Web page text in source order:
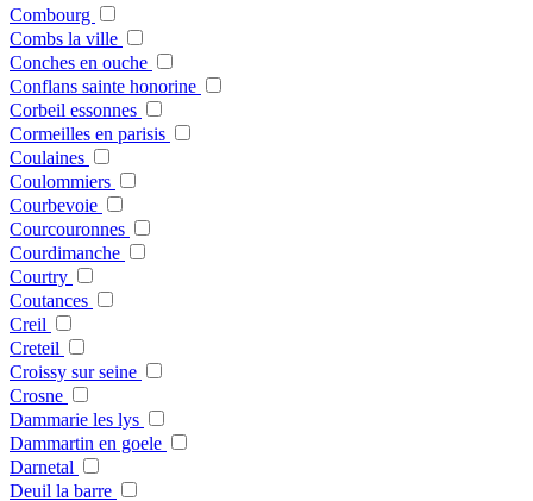
Combourg
Combs la ville
Conches en ouche
Conflans sainte honorine
Corbeil essonnes
Cormeilles en parisis
Coulaines
Coulommiers
Courbevoie
Courcouronnes
Courdimanche
Courtry
Coutances
Creil
Creteil
Croissy sur seine
Crosne
Dammarie les lys
Dammartin en goele
Darnetal
Deuil la barre